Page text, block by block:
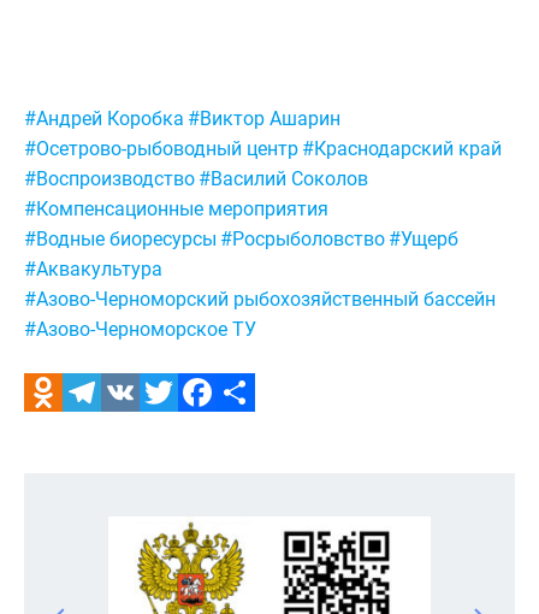
Метки:
#Андрей Коробка #Виктор Ашарин
#Осетрово-рыбоводный центр #Краснодарский край
#Воспроизводство #Василий Соколов
#Компенсационные мероприятия
#Водные биоресурсы #Росрыболовство #Ущерб
#Аквакультура
#Азово-Черноморский рыбохозяйственный бассейн
#Азово-Черноморское ТУ